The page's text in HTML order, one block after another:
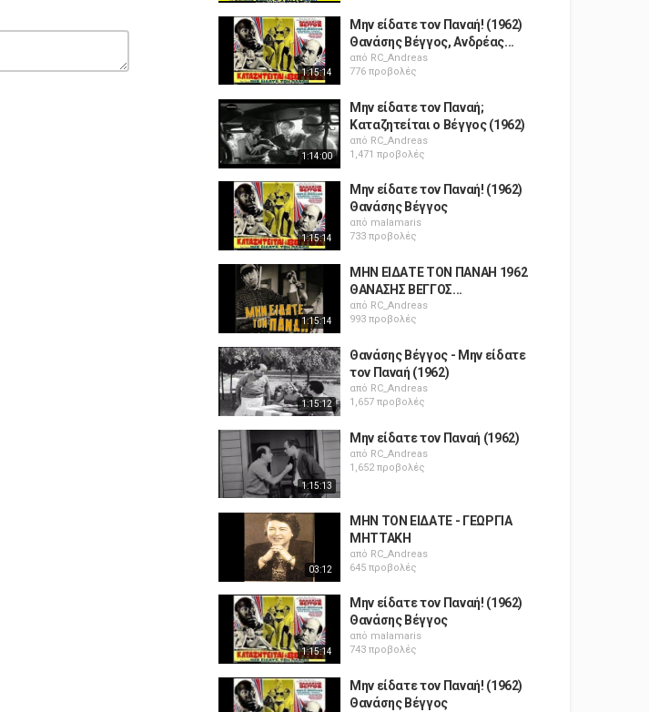
1:15:14
Μην είδατε τον Παναή! (1962)
Θανάσης Βέγγος, Ανδρέας...
από RC_Andreas
776 προβολές
1:14:00
Μην είδατε τον Παναή;
Καταζητείται ο Βέγγος (1962)
από RC_Andreas
1,471 προβολές
1:15:14
Μην είδατε τον Παναή! (1962)
Θανάσης Βέγγος
από malamaris
733 προβολές
1:15:14
ΜΗΝ ΕΙΔΑΤΕ ΤΟΝ ΠΑΝΑΗ 1962
ΘΑΝΑΣΗΣ ΒΕΓΓΟΣ...
από RC_Andreas
993 προβολές
1:15:12
Θανάσης Βέγγος - Μην είδατε
τον Παναή (1962)
από RC_Andreas
1,657 προβολές
1:15:13
Μην είδατε τον Παναή (1962)
από RC_Andreas
1,652 προβολές
03:12
ΜΗΝ ΤΟΝ ΕΙΔΑΤΕ - ΓΕΩΡΓΙΑ
ΜΗΤΤΑΚΗ
από RC_Andreas
645 προβολές
1:15:14
Μην είδατε τον Παναή! (1962)
Θανάσης Βέγγος
από malamaris
743 προβολές
Μην είδατε τον Παναή! (1962)
Θανάσης Βέγγος